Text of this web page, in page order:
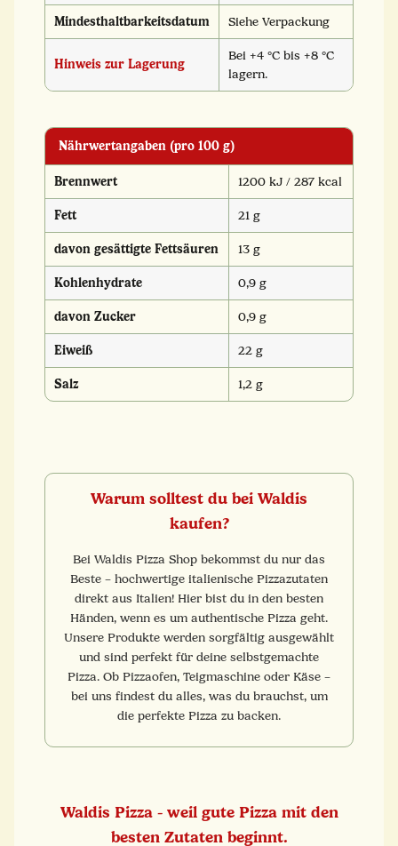
Mindesthaltbarkeitsdatum Siehe Verpackung
Hinweis zur Lagerung
Bei +4 °C bis +8 °C
lagern.
Nährwertangaben (pro 100 g)
Brennwert 1200 kJ / 287 kcal
Fett 21 g
davon gesättigte Fettsäuren 13 g
Kohlenhydrate 0,9 g
davon Zucker 0,9 g
Eiweiß 22 g
Salz 1,2 g
Warum solltest du bei Waldis
kaufen?
Bei Waldis Pizza Shop bekommst du nur das
Beste – hochwertige italienische Pizzazutaten
direkt aus Italien! Hier bist du in den besten
Händen, wenn es um authentische Pizza geht.
Unsere Produkte werden sorgfältig ausgewählt
und sind perfekt für deine selbstgemachte
Pizza. Ob Pizzaofen, Teigmaschine oder Käse –
bei uns findest du alles, was du brauchst, um
die perfekte Pizza zu backen.
Waldis Pizza - weil gute Pizza mit den
besten Zutaten beginnt.